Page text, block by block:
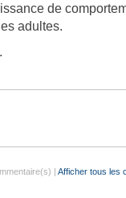
de
adultes.
| Afficher tous les